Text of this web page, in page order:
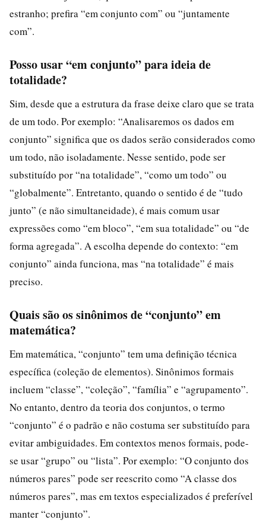
estranho; prefira “em conjunto com” ou “juntamente
com”.
Posso usar “em conjunto” para ideia de
totalidade?
Sim, desde que a estrutura da frase deixe claro que se trata
de um todo. Por exemplo: “Analisaremos os dados em
conjunto” significa que os dados serão considerados como
um todo, não isoladamente. Nesse sentido, pode ser
substituído por “na totalidade”, “como um todo” ou
“globalmente”. Entretanto, quando o sentido é de “tudo
junto” (e não simultaneidade), é mais comum usar
expressões como “em bloco”, “em sua totalidade” ou “de
forma agregada”. A escolha depende do contexto: “em
conjunto” ainda funciona, mas “na totalidade” é mais
preciso.
Quais são os sinônimos de “conjunto” em
matemática?
Em matemática, “conjunto” tem uma definição técnica
específica (coleção de elementos). Sinônimos formais
incluem “classe”, “coleção”, “família” e “agrupamento”.
No entanto, dentro da teoria dos conjuntos, o termo
“conjunto” é o padrão e não costuma ser substituído para
evitar ambiguidades. Em contextos menos formais, pode-
se usar “grupo” ou “lista”. Por exemplo: “O conjunto dos
números pares” pode ser reescrito como “A classe dos
números pares”, mas em textos especializados é preferível
manter “conjunto”.